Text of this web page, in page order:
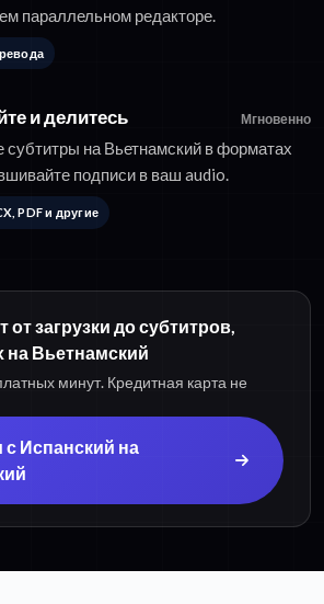
параллельном редакторе.
и делитесь Мгновенно
субтитры на Вьетнамский в форматах
подписи в ваш audio.
PDF и другие
от загрузки до субтитров,
Вьетнамский
минут. Кредитная карта не
с Испанский на